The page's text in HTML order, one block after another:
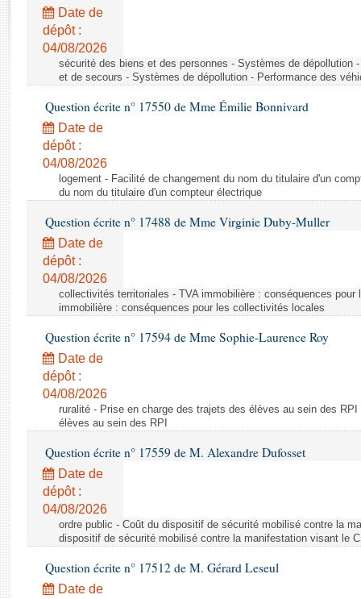
Rapports législatifs
Rapports sur l'application des lois
Baromètre de l’application des lois
Dossiers législatifs
Budget et sécurité sociale
Questions écrites et orales
Comptes rendus des débats
Date de
dépôt :
04/08/2026
sécurité des biens et des personnes - Systèmes de dépollution
et de secours - Systèmes de dépollution - Performance des
Question écrite n° 17550 de Mme Émilie Bonnivard
Date de
dépôt :
04/08/2026
logement - Facilité de changement du nom du titulaire d'un
du nom du titulaire d'un compteur électrique
Question écrite n° 17488 de Mme Virginie Duby-Muller
Date de
dépôt :
04/08/2026
collectivités territoriales - TVA immobilière : conséquences
immobilière : conséquences pour les collectivités locales
Question écrite n° 17594 de Mme Sophie-Laurence Roy
Date de
dépôt :
04/08/2026
ruralité - Prise en charge des trajets des élèves au sein des
élèves au sein des RPI
Question écrite n° 17559 de M. Alexandre Dufosset
Date de
dépôt :
04/08/2026
ordre public - Coût du dispositif de sécurité mobilisé contre la
dispositif de sécurité mobilisé contre la manifestation visant le
Question écrite n° 17512 de M. Gérard Leseul
Date de